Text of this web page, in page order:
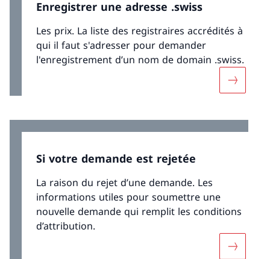
Enregistrer une adresse .swiss
Les prix. La liste des registraires accrédités à
qui il faut s'adresser pour demander
l'enregistrement d’un nom de domain .swiss.
Si votre demande est rejetée
La raison du rejet d’une demande. Les
informations utiles pour soumettre une
nouvelle demande qui remplit les conditions
d’attribution.